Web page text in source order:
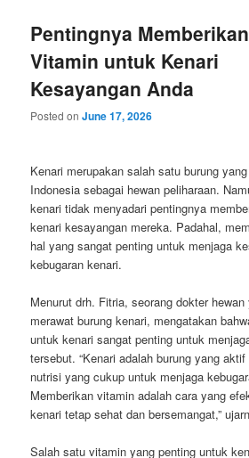
Pentingnya Memberikan
Vitamin untuk Kenari
Kesayangan Anda
Posted onJune 17, 2026
Kenari merupakan salah satu burung
Indonesia sebagai hewan peliharaan.
kenari tidak menyadari pentingnya
kenari kesayangan mereka. Padahal,
hal yang sangat penting untuk menjaga
kebugaran kenari.
Menurut drh. Fitria, seorang dokter
merawat burung kenari, mengatakan
untuk kenari sangat penting untuk
tersebut. “Kenari adalah burung yang
nutrisi yang cukup untuk menjaga
Memberikan vitamin adalah cara yang
kenari tetap sehat dan bersemangat,”
Salah satu vitamin yang penting untuk